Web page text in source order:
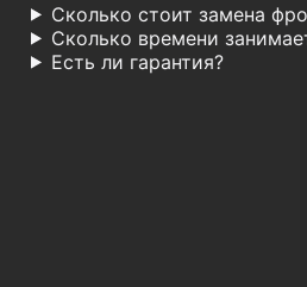
Сколько стоит замена
Сколько времени
Есть ли гарантия?